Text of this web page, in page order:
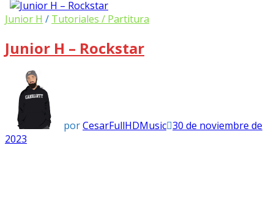
Junior H / Tutoriales / Partitura
Junior H – Rockstar
porCesarFullHDMusic 30 de noviembre de
2023